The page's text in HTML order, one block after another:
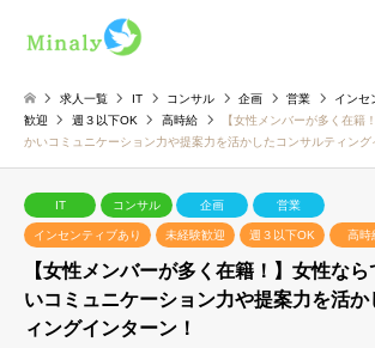
求人一覧 IT コンサル 企画 営業 インセ
歓迎
週３以下OK 高時給
【女性メンバーが多く在籍
かいコミュニケーション力や提案力を活かしたコンサルティング
IT コンサル 企画 営業
インセンティブあり 未経験歓迎 週３以下OK 高時
【女性メンバーが多く在籍！】女性な
いコミュニケーション力や提案力を活
ィングインターン！